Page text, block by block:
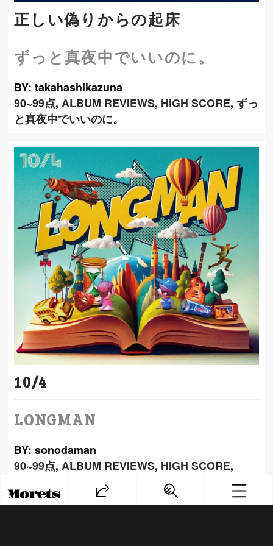
正しい偽りからの起床
ずっと真夜中でいいのに。
BY: takahashikazuna
90~99点,ALBUM REVIEWS, HIGH SCORE,ずっ
と真夜中でいいのに。
10/4
LONGMAN
BY: sonodaman
90~99点,ALBUM REVIEWS, HIGH SCORE,